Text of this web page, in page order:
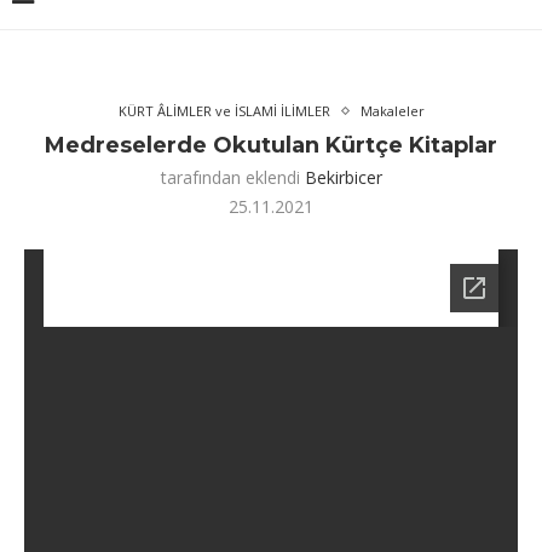
KÜRT ÂLİMLER ve İSLAMİ İLİMLER Makaleler
Medreselerde Okutulan Kürtçe Kitaplar
tarafından eklendi Bekirbicer
25.11.2021